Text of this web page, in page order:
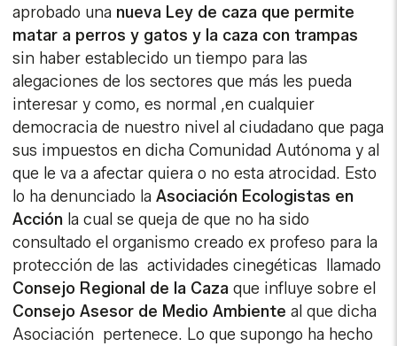
aprobado una nueva Ley de caza que permite
matar a perros y gatos y la caza con trampas
sin haber establecido un tiempo para las
alegaciones de los sectores que más les pueda
interesar y como, es normal ,en cualquier
democracia de nuestro nivel al ciudadano que paga
sus impuestos en dicha Comunidad Autónoma y al
que le va a afectar quiera o no esta atrocidad. Esto
lo ha denunciado laAsociación Ecologistas en
Acción la cual se queja de que no ha sido
consultado el organismo creado ex profeso para la
protección de las actividades cinegéticas llamado
Consejo Regional de la Caza que influye sobre el
Consejo Asesor de Medio Ambiente al que dicha
Asociación pertenece. Lo que supongo ha hecho